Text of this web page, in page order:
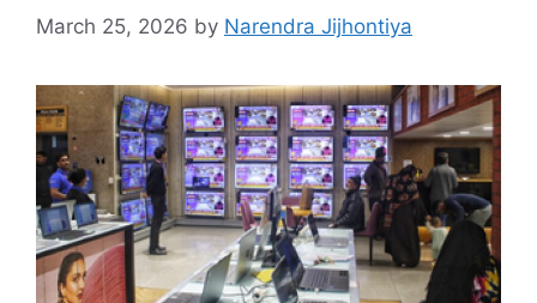
March 25, 2026 by Narendra Jijhontiya